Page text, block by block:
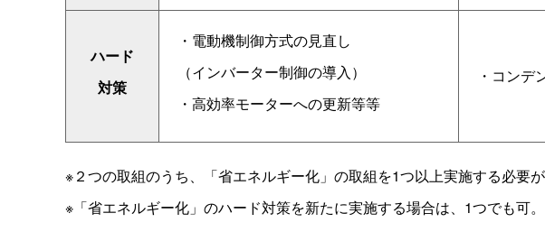
ハード
対策
・電動機制御方式の見直し
（インバーター制御の導入）
・高効率モーターへの更新等等
・コンデ
※２つの取組のうち、「省エネルギー化」の取組を1つ以上実施する必要が
※「省エネルギー化」のハード対策を新たに実施する場合は、1つでも可。